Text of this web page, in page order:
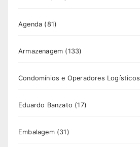
Agenda (81)
Armazenagem (133)
Condomínios e Operadores Logísticos
Eduardo Banzato (17)
Embalagem(31)